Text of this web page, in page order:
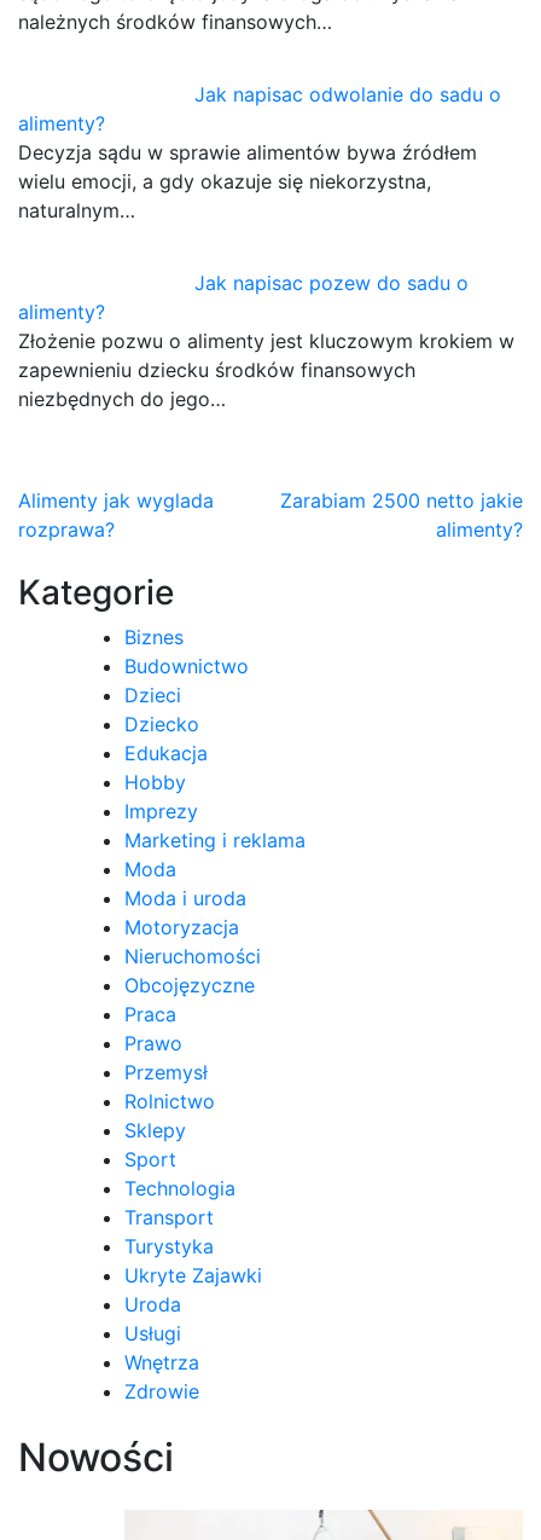
należnych środków finansowych…
Jak napisac odwolanie do sadu o
alimenty?
Decyzja sądu w sprawie alimentów bywa źródłem
wielu emocji, a gdy okazuje się niekorzystna,
naturalnym…
Jak napisac pozew do sadu o
alimenty?
Złożenie pozwu o alimenty jest kluczowym krokiem w
zapewnieniu dziecku środków finansowych
niezbędnych do jego…
Nawigacja
wpisu
Alimenty jak wyglada
rozprawa?
Zarabiam 2500 netto jakie
alimenty?
Kategorie
Biznes
Budownictwo
Dzieci
Dziecko
Edukacja
Hobby
Imprezy
Marketing i reklama
Moda
Moda i uroda
Motoryzacja
Nieruchomości
Obcojęzyczne
Praca
Prawo
Przemysł
Rolnictwo
Sklepy
Sport
Technologia
Transport
Turystyka
Ukryte Zajawki
Uroda
Usługi
Wnętrza
Zdrowie
Nowości